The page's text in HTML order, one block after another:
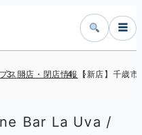
☰
ス開店・閉店情報 【新店】千歳
Bar La Uva /